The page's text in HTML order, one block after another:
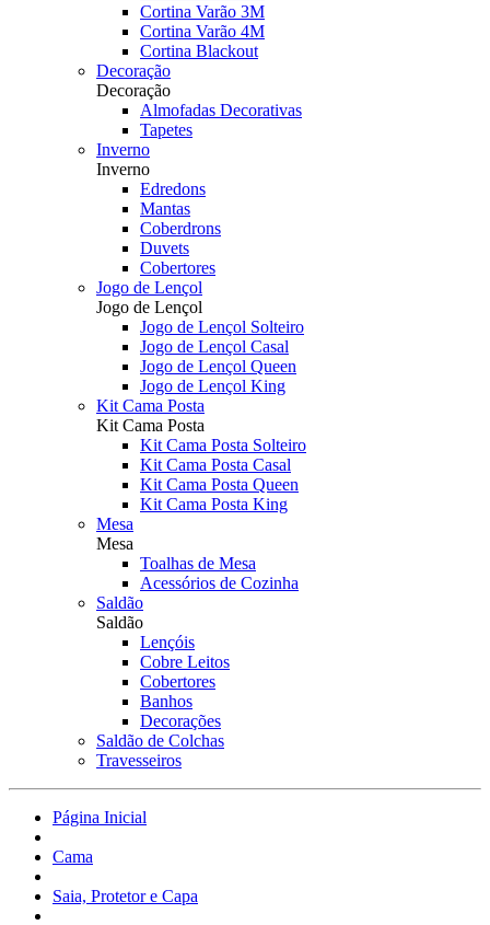
Cortina Varão 3M
Cortina Varão 4M
Cortina Blackout
Decoração
Decoração
Almofadas Decorativas
Tapetes
Inverno
Inverno
Edredons
Mantas
Coberdrons
Duvets
Cobertores
Jogo de Lençol
Jogo de Lençol
Jogo de Lençol Solteiro
Jogo de Lençol Casal
Jogo de Lençol Queen
Jogo de Lençol King
Kit Cama Posta
Kit Cama Posta
Kit Cama Posta Solteiro
Kit Cama Posta Casal
Kit Cama Posta Queen
Kit Cama Posta King
Mesa
Mesa
Toalhas de Mesa
Acessórios de Cozinha
Saldão
Saldão
Lençóis
Cobre Leitos
Cobertores
Banhos
Decorações
Saldão de Colchas
Travesseiros
Página Inicial
Cama
Saia, Protetor e Capa